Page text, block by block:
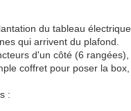
du tableau électrique
qui arrivent du plafond.
d'un côté (6
coffret pour poser la
: